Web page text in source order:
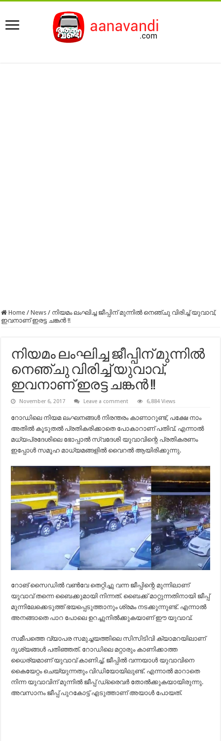
Home / News / ന‌ിയമം ലംഘിച്ച ജീപ്പിന് മുന്നിൽ നെഞ്ചു വിരിച്ച് യുവാവ്,
ഇവനാണ് ഇരട്ട ചങ്കൻ !!
ന‌ിയമം ലംഘിച്ച ജീപ്പിന് മുന്നിൽ
നെഞ്ചു വിരിച്ച് യുവാവ്,
ഇവനാണ് ഇരട്ട ചങ്കൻ !!
November 6, 2017 Leave a comment 6,884 Views
റോഡിലെ നിയമ ലംഘനങ്ങൾ നിരന്തരം കാണാറുണ്ട്, പക്ഷേ നാം
അതിൽ കൂടുതൽ പ്രതികരിക്കാതെ പോകാറാണ് പതിവ്. എന്നാൽ
മധ്യപ്രദേശിലെ ഭോപ്പാൽ സ്വദേശി യുവാവിന്റെ പ്രതികരണം
ഇപ്പോൾ സമൂഹ മാധ്യമങ്ങളിൽ വൈറൽ ആയിരിക്കുന്നു.
റോങ് സൈഡിൽ വൺവേ തെറ്റിച്ചു വന്ന ജീപ്പിന്റെ മുന്നിലാണ്
യുവാവ് തന്നെ ബൈക്കുമായി നിന്നത്. ബൈക്ക് മാറ്റുന്നതിനായി ജീപ്പ്
മുന്നിലേക്കെടുത്ത് ഭയപ്പെടുത്താനും ശ്രമം നടക്കുന്നുണ്ട്. എന്നാൽ
അനങ്ങാതെ പാറ പോലെ ഉറച്ചുനിൽക്കുകയാണ് ഈ യുവാവ്.
സമീപത്തെ വ്യാപര സമുച്ചയത്തിലെ സിസിടിവി ക്യാമറയിലാണ്
ദൃശ്യങ്ങൾ പതിഞ്ഞത്. റോഡിലെ മറ്റാരും കാണിക്കാത്ത
ധൈര്യമാണ് യുവാവ് കാണിച്ച്. ജീപ്പിൽ വന്നയാൾ യുവാവിനെ
കൈയേറ്റം ചെയ്യുന്നതും വിഡിയോയിലുണ്ട്. എന്നാൽ മാറാതെ
നിന്ന യുവാവിന് മുന്നിൽ ജീപ്പ് ഡ്രൈവർ‌ തോൽക്കുകയായിരുന്നു.
അവസാനം ജീപ്പ് പുറകോട്ട് എടുത്താണ് അയാൾ‌ പോയത്.